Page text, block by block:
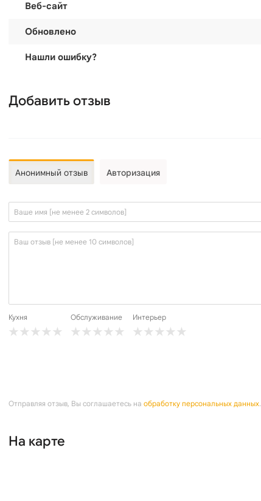
Веб-сайт
Обновлено
Нашли ошибку?
Добавить отзыв
Анонимный отзыв Авторизация
Кухня Обслуживание Интерьер
Отправляя отзыв, Вы соглашаетесь на обработку персональных данных.
На карте